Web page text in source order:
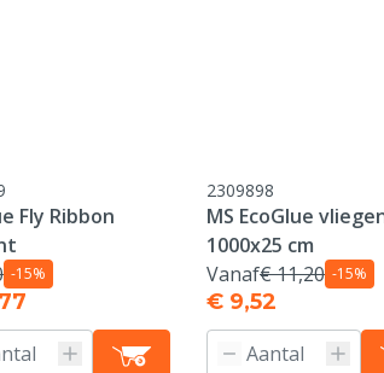
Fly Ribbon
-15%
2309898
MS EcoGlue
1000x25 cm
Vanaf€ 11,20 -15%
€ 9,52